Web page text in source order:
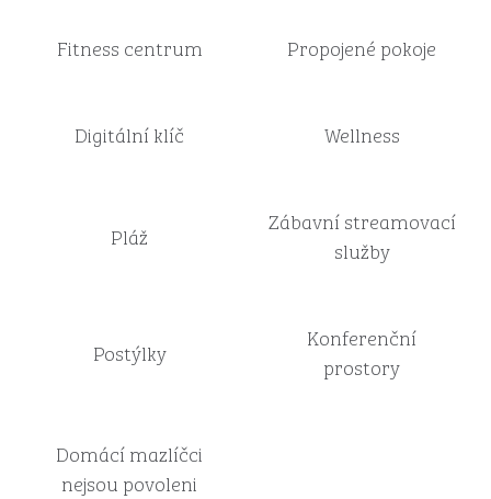
Fitness centrum Propojené pokoje
Digitální klíč Wellness
Pláž
Zábavní streamovací
služby
Postýlky
Konferenční
prostory
Domácí mazlíčci
nejsou povoleni